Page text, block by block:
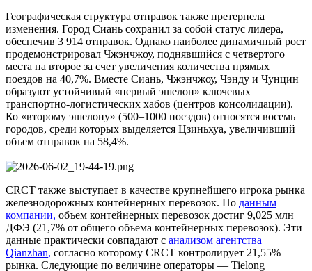
Географическая структура отправок также претерпела
изменения. Город Сиань сохранил за собой статус лидера,
обеспечив 3 914 отправок. Однако наиболее динамичный рост
продемонстрировал Чжэнчжоу, поднявшийся с четвертого
места на второе за счет увеличения количества прямых
поездов на 40,7%. Вместе Сиань, Чжэнчжоу, Чэнду и Чунцин
образуют устойчивый «первый эшелон» ключевых
транспортно-логистических хабов (центров консолидации).
Ко «второму эшелону» (500–1000 поездов) относятся восемь
городов, среди которых выделяется Цзиньхуа, увеличивший
объем отправок на 58,4%.
CRCT также выступает в качестве крупнейшего игрока рынка
железнодорожных контейнерных перевозок. По данным
компании, объем контейнерных перевозок достиг 9,025 млн
ДФЭ (21,7% от общего объема контейнерных перевозок). Эти
данные практически совпадают с анализом агентства
Qianzhan, согласно которому CRCT контролирует 21,55%
рынка. Следующие по величине операторы — Tielong